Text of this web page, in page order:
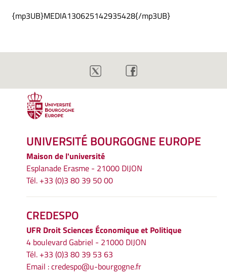
{mp3UB}MEDIA130625142935428{/mp3UB}
UNIVERSITÉ BOURGOGNE EUROPE
Maison de l'université
Esplanade Erasme - 21000 DIJON
Tél. +33 (0)3 80 39 50 00
CREDESPO
UFR Droit Sciences Économique et Politique
4 boulevard Gabriel - 21000 DIJON
Tél. +33 (0)3 80 39 53 63
Email :credespo@u-bourgogne.fr